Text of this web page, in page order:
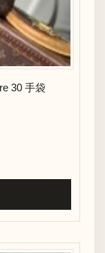
30 手袋